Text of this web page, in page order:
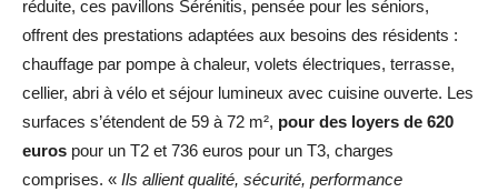
réduite, ces pavillons Sérénitis, pensée pour les séniors,
offrent des prestations adaptées aux besoins des résidents :
chauffage par pompe à chaleur, volets électriques, terrasse,
cellier, abri à vélo et séjour lumineux avec cuisine ouverte. Les
surfaces s’étendent de 59 à 72 m², pour des loyers de 620
euros pour un T2 et 736 euros pour un T3, charges
comprises. « Ils allient qualité, sécurité, performance